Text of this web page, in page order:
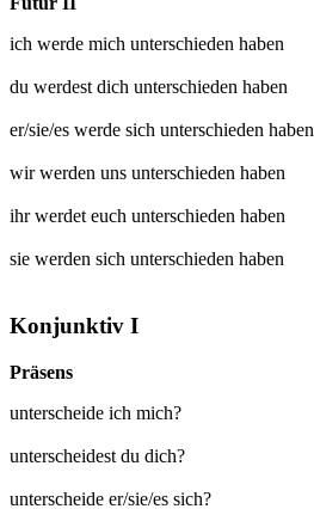
ich werde mich unterschieden haben
du werdest dich unterschieden haben
er/sie/es werde sich unterschieden haben
wir werden uns unterschieden haben
ihr werdet euch unterschieden haben
sie werden sich unterschieden haben
Konjunktiv I
Präsens
unterscheide ich mich?
unterscheidest du dich?
unterscheide er/sie/es sich?